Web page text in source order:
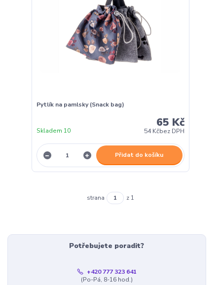
Pytlík na pamlsky (Snack bag)
65 Kč
54 Kčbez DPH
Skladem 10
Přidat do košíku
strana z 1
Potřebujete poradit?
+420 777 323 641
(Po-Pá, 8-16 hod.)